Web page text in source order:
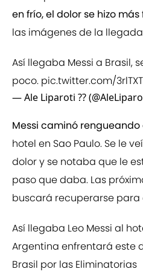
en frío, el dolor se hizo
las imágenes de la
Así llegaba Messi a Brasil,
poco. pic.twitter.com/
— Ale Liparoti ??
Messi caminó rengueando
hotel en Sao Paulo. Se le
dolor y se notaba que le
paso que daba. Las
buscará recuperarse para
Así llegaba Leo Messi al
Argentina enfrentará este
Brasil por las Eliminatorias